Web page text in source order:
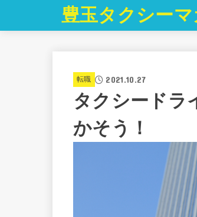
豊玉タクシー
転職 2021.10.27
タクシードラ
かそう！